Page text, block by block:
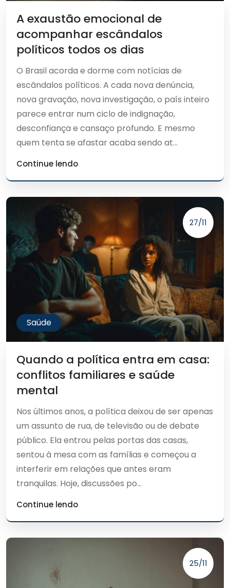
A exaustão emocional de
acompanhar escândalos
políticos todos os dias
O Brasil acorda e dorme com notícias de
escândalos políticos. A cada nova denúncia,
nova gravação, nova investigação, o país inteiro
parece entrar num ciclo de indignação,
desconfiança e cansaço profundo. E mesmo
quem tenta se afastar acaba sendo at...
Continue lendo
27/11
Saúde
Quando a política entra em casa:
conflitos familiares e saúde
mental
Nos últimos anos, a política deixou de ser apenas
um assunto de rua, de televisão ou de debate
público. Ela entrou pelas portas das casas,
sentou à mesa com as famílias e começou a
interferir em relações que antes eram
tranquilas. Hoje, discussões po...
Continue lendo
25/11